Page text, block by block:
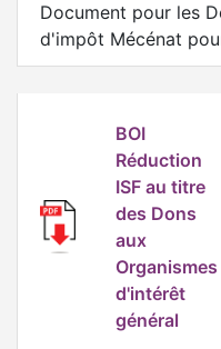
Document pour les
d'impôt Mécénat
BOI
Réduction
ISF au titre
des Dons
aux
Organismes
d'intérêt
général